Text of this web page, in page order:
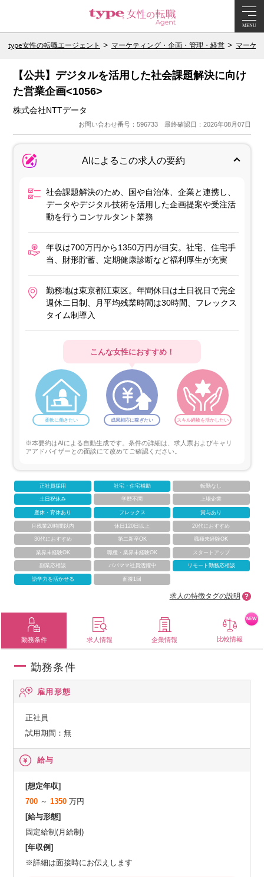
MENU
type女性の転職エージェント マーケティング・企画・管理・経営 マーケ
【公共】デジタルを活用した社会課題解決に向け
た営業企画<1056>
株式会社NTTデータ
お問い合わせ番号：596733 最終確認日：2026年08月07日
AIによるこの求人の要約
社会課題解決のため、国や自治体、企業と連携し、
データやデジタル技術を活用した企画提案や受注活
動を行うコンサルタント業務
年収は700万円から1350万円が目安。社宅、住宅手
当、財形貯蓄、定期健康診断など福利厚生が充実
勤務地は東京都江東区。年間休日は土日祝日で完全
週休二日制、月平均残業時間は30時間、フレックス
タイム制導入
こんな女性におすすめ！
柔軟に働きたい 成果相応に稼ぎたい スキル経験を活かしたい
※本要約はAIによる自動生成です。条件の詳細は、求人票およびキャリ
アアドバイザーとの面談にて改めてご確認ください。
正社員採用 社宅・住宅補助 転勤なし
土日祝休み 学歴不問 上場企業
産休・育休あり フレックス 賞与あり
月残業20時間以内 休日120日以上 20代におすすめ
30代におすすめ 第二新卒OK 職種未経験OK
業界未経験OK 職種・業界未経験OK スタートアップ
副業応相談 パパママ社員活躍中 リモート勤務応相談
語学力を活かせる 面接1回
求人の特徴タグの説明
勤務条件 求人情報 企業情報 比較情報
NEW
勤務条件
雇用形態
正社員
試用期間：無
給与
[想定年収]
700 ～1350 万円
[給与形態]
固定給制(月給制)
[年収例]
※詳細は面接時にお伝えします